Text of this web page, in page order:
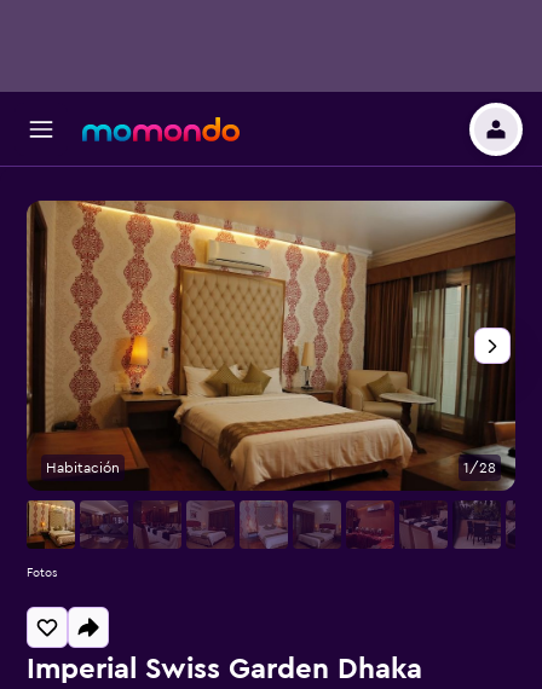
Imperial Swiss Garden Dhaka
Habitación 1/28
Fotos